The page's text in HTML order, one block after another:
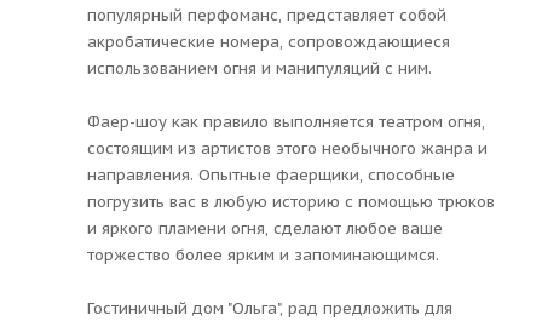
популярный перфоманс, представляет собой
акробатические номера, сопровождающиеся
использованием огня и манипуляций с ним.
Фаер-шоу как правило выполняется театром огня,
состоящим из артистов этого необычного жанра и
направления. Опытные фаерщики, способные
погрузить вас в любую историю с помощью трюков
и яркого пламени огня, сделают любое ваше
торжество более ярким и запоминающимся.
Гостиничный дом "Ольга", рад предложить для